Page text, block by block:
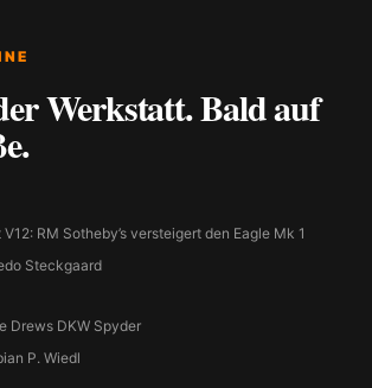
Werkstatt. Bald auf
RM Sotheby’s versteigert den Eagle Mk 1
Steckgaard
Drews DKW Spyder
P. Wiedl